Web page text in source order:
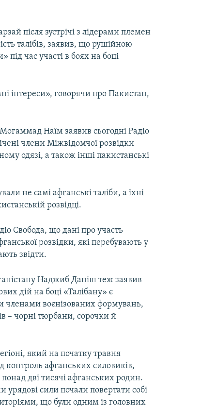
після зустрічі з лідерами племен
талібів, заявив, що рушійною
під час участі в боях на боці
інтереси», говорячи про Пакистан,
Наїм заявив сьогодні Радіо
члени Міжвідомчої розвідки
одязі, а також інші пакистанські
не самі афганські таліби, а їхні
розвідці.
Свобода, що дані про участь
розвідки, які перебувають у
звідти.
Наджиб Даніш теж заявив
дій на боці «Талібану» є
членами воєнізованих формувань,
– чорні тюрбани, сорочки й
який на початку травня
афганських силовиків,
дві тисячі афганських родин.
сили почали повертати собі
що були одним із головних